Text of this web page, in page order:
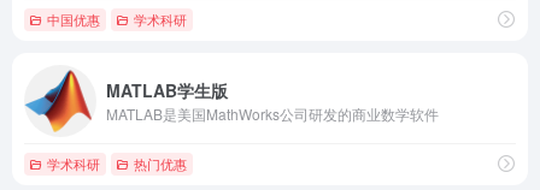
中国优惠 学术科研
MATLAB学生版
MATLAB是美国MathWorks公司研发的商业数学软件
学术科研 热门优惠